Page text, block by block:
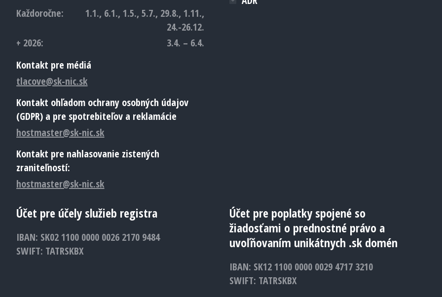
Každoročne:
1.1., 6.1., 1.5., 5.7., 29.8., 1.11.,
24.-26.12.
+ 2026:
3.4. – 6.4.
Kontakt pre médiá
tlacove@sk-nic.sk
Kontakt ohľadom ochrany osobných údajov
(GDPR) a pre spotrebiteľov a reklamácie
hostmaster@sk-nic.sk
Kontakt pre nahlasovanie zistených
zraniteľností:
hostmaster@sk-nic.sk
Účet pre účely služieb registra
IBAN: SK02 1100 0000 0026 2170 9484
SWIFT: TATRSKBX
Účet pre poplatky spojené so
žiadosťami o prednostné právo a
uvoľňovaním unikátnych .sk domén
IBAN: SK12 1100 0000 0029 4717 3210
SWIFT: TATRSKBX